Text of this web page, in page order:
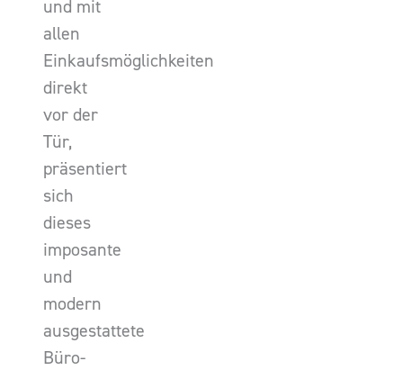
und mit
allen
Einkaufsmöglichkeiten
direkt
vor der
Tür,
präsentiert
sich
dieses
imposante
und
modern
ausgestattete
Büro-